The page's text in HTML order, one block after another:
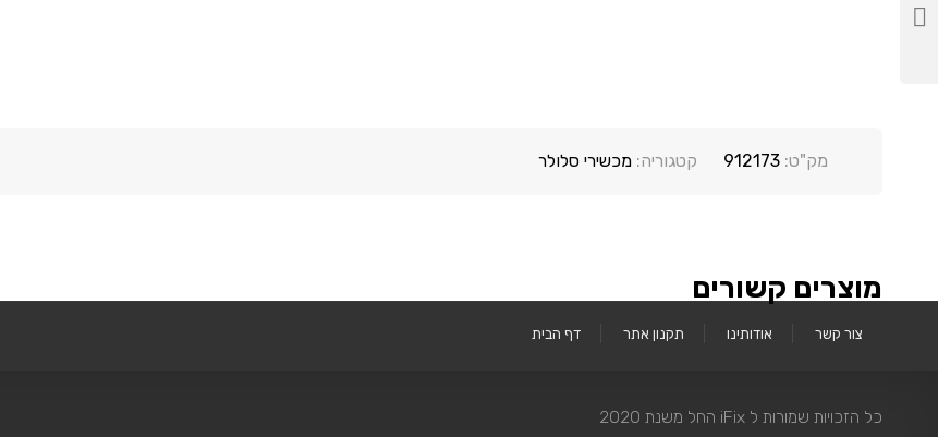
מק"ט: 912173 קטגוריה: מכשירי סלולר
מוצרים קשורים
דף הבית תקנון אתר אודותינו צור קשר
כל הזכויות שמורות ל iFix החל משנת 2020